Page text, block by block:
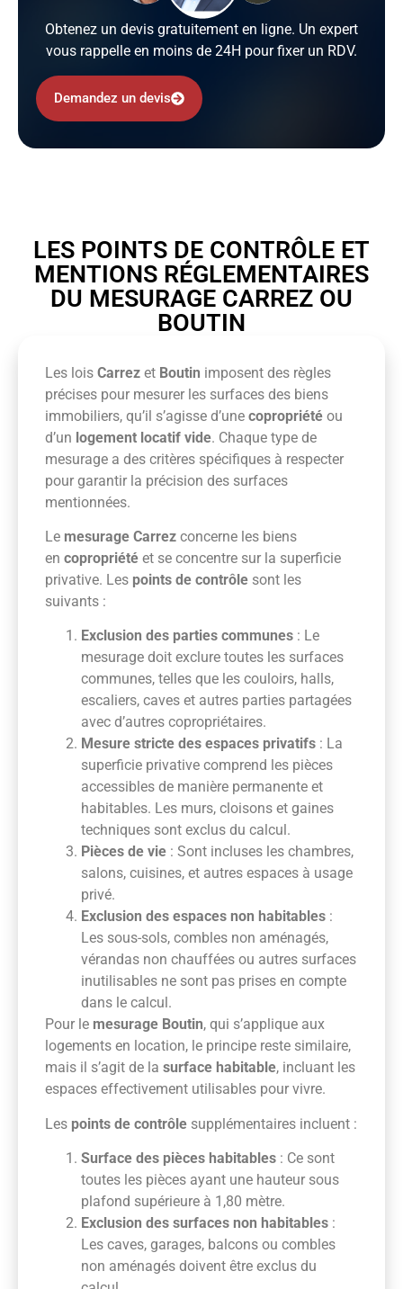
Obtenez un devis gratuitement en ligne. Un expert
vous rappelle en moins de 24H pour fixer un RDV.
Demandez un devis
LES POINTS DE CONTRÔLE ET
MENTIONS RÉGLEMENTAIRES
DU MESURAGE CARREZ OU
BOUTIN
Les lois Carrez et Boutin imposent des règles
précises pour mesurer les surfaces des biens
immobiliers, qu’il s’agisse d’une copropriété ou
d’un logement locatif vide. Chaque type de
mesurage a des critères spécifiques à respecter
pour garantir la précision des surfaces
mentionnées.
Le mesurage Carrez concerne les biens
en copropriété et se concentre sur la superficie
privative. Les points de contrôle sont les
suivants :
Exclusion des parties communes : Le
mesurage doit exclure toutes les surfaces
communes, telles que les couloirs, halls,
escaliers, caves et autres parties partagées
avec d’autres copropriétaires.
Mesure stricte des espaces privatifs : La
superficie privative comprend les pièces
accessibles de manière permanente et
habitables. Les murs, cloisons et gaines
techniques sont exclus du calcul.
Pièces de vie : Sont incluses les chambres,
salons, cuisines, et autres espaces à usage
privé.
Exclusion des espaces non habitables :
Les sous-sols, combles non aménagés,
vérandas non chauffées ou autres surfaces
inutilisables ne sont pas prises en compte
dans le calcul.
Pour le mesurage Boutin, qui s’applique aux
logements en location, le principe reste similaire,
mais il s’agit de la surface habitable, incluant les
espaces effectivement utilisables pour vivre.
Les points de contrôle supplémentaires incluent :
Surface des pièces habitables : Ce sont
toutes les pièces ayant une hauteur sous
plafond supérieure à 1,80 mètre.
Exclusion des surfaces non habitables :
Les caves, garages, balcons ou combles
non aménagés doivent être exclus du